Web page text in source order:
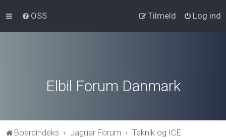
OSS Log ind
Tilmeld
Elbil Forum Danmark
Boardindeks Jaguar Forum Teknik og ICE